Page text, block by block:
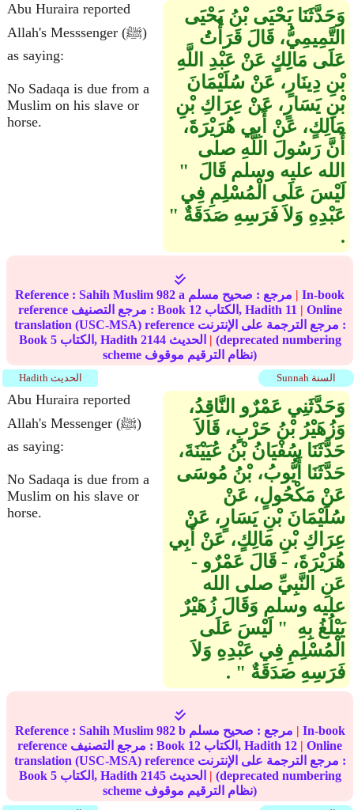
Abu Huraira reported
Allah's Messsenger (ﷺ)
as saying:
No Sadaqa is due from a
Muslim on his slave or
horse.
وَحَدَّثَنَا يَحْيَى بْنُ يَحْيَى
التَّمِيمِيُّ، قَالَ قَرَأْتُ
عَلَى مَالِكٍ عَنْ عَبْدِ اللَّهِ
بْنِ دِينَارٍ، عَنْ سُلَيْمَانَ
بْنِ يَسَارٍ، عَنْ عِرَاكِ بْنِ
مَالِكٍ، عَنْ أَبِي هُرَيْرَةَ،
أَنَّ رَسُولَ اللَّهِ صلى
الله عليه وسلم قَالَ ‏ "‏
لَيْسَ عَلَى الْمُسْلِمِ فِي
عَبْدِهِ وَلاَ فَرَسِهِ صَدَقَةٌ ‏"‏
‏.‏
Reference : Sahih Muslim 982 a مرجع : صحيح مسلم | In-book
reference مرجع التصنيف : Book 12 الكتاب, Hadith 11 | Online
translation (USC-MSA) reference مرجع الترجمة على الإنترنت :
Book 5 الكتاب, Hadith 2144 | (deprecated numbering
scheme نظام الترقيم موقوف)
Sunnah السنة Hadith الحديث
Abu Huraira reported
Allah's Messenger (ﷺ)
as saying:
No Sadaqa is due from a
Muslim on his slave or
horse.
وَحَدَّثَنِي عَمْرٌو النَّاقِدُ،
وَزُهَيْرُ بْنُ حَرْبٍ، قَالاَ
حَدَّثَنَا سُفْيَانُ بْنُ عُيَيْنَةَ،
حَدَّثَنَا أَيُّوبُ، بْنُ مُوسَى
عَنْ مَكْحُولٍ، عَنْ
سُلَيْمَانَ بْنِ يَسَارٍ، عَنْ
عِرَاكِ بْنِ مَالِكٍ، عَنْ أَبِي
هُرَيْرَةَ، - قَالَ عَمْرٌو -
عَنِ النَّبِيِّ صلى الله
عليه وسلم وَقَالَ زُهَيْرٌ
يَبْلُغُ بِهِ ‏ "‏ لَيْسَ عَلَى
الْمُسْلِمِ فِي عَبْدِهِ وَلاَ
فَرَسِهِ صَدَقَةٌ ‏"‏ ‏.‏
Reference : Sahih Muslim 982 b مرجع : صحيح مسلم | In-book
reference مرجع التصنيف : Book 12 الكتاب, Hadith 12 | Online
translation (USC-MSA) reference مرجع الترجمة على الإنترنت :
Book 5 الكتاب, Hadith 2145 | (deprecated numbering
scheme نظام الترقيم موقوف)